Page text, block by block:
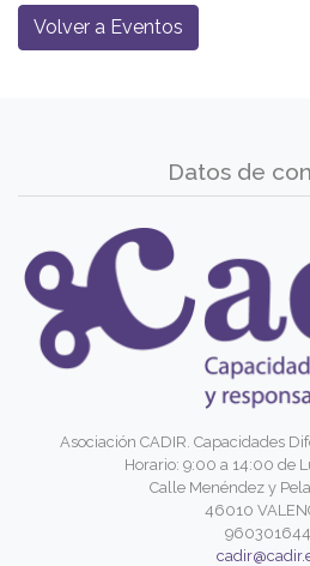
Volver a Eventos
Datos de
Asociación CADIR. Capacidades
Horario: 9:00 a 14:00 de
Calle Menéndez y
46010
960301644